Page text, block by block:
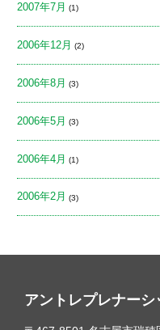
2007年7月 (1)
2006年12月 (2)
2006年8月 (3)
2006年5月 (3)
2006年4月 (1)
2006年2月 (3)
アントレプレナー